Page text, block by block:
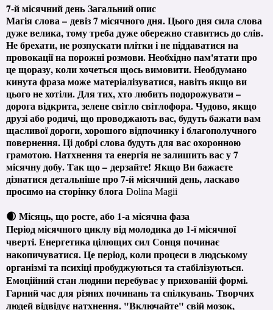
7-й місячний день Загальний опис
Магія слова – девіз 7 місячного дня. Цього дня сила слова
дуже велика, тому треба дуже обережно ставитись до слів.
Не брехати, не розпускати плітки і не піддаватися на
провокації на порожні розмови. Необхідно пам'ятати про
це щоразу, коли хочеться щось вимовити. Необдумано
кинута фраза може матеріалізуватися, навіть якщо ви
цього не хотіли. Для тих, хто любить подорожувати –
дорога відкрита, зелене світло світлофора. Чудово, якщо
друзі або родичі, що проводжають вас, будуть бажати вам
щасливої ​​дороги, хорошого відпочинку і благополучного
повернення. Ці добрі слова будуть для вас охоронною
грамотою. Натхнення та енергія не залишить вас у 7
місячну добу. Так що – дерзайте! Якщо Ви бажаєте
дізнатися детальніше про 7-й місячний день, ласкаво
просимо на сторінку блога Dolina Magii
🌒 Місяць, що росте, або 1-а місячна фаза
Період місячного циклу від молодика до 1-ї місячної
чверті. Енергетика цілющих сил Сонця починає
накопичуватися. Це період, коли процеси в людському
організмі та психіці пробуджуються та стабілізуються.
Емоційний стан людини перебуває у прихованій формі.
Гарний час для різних починань та спілкувань. Творчих
людей відвідує натхнення. "Включайте" свій мозок,